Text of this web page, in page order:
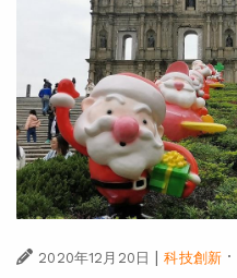
2020年12月20日 | 科技創新 ·